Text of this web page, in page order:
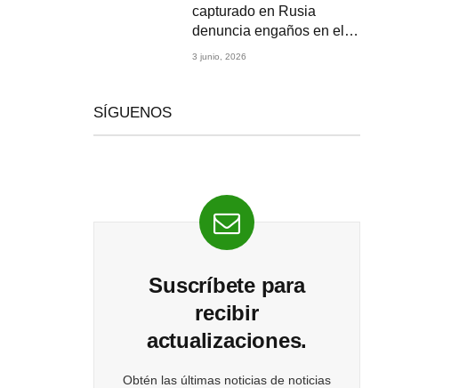
capturado en Rusia
denuncia engaños en el
reclutamiento para la
3 junio, 2026
SÍGUENOS
Suscríbete para
recibir
actualizaciones.
Obtén las últimas noticias de noticias